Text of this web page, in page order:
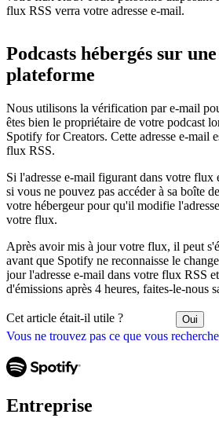
Vous ne trouvez pas ce que vous
flux RSS verra votre adresse e-mail.
Podcasts hébergés sur
plateforme
Nous utilisons la vérification par e-mail
êtes bien le propriétaire de votre podcast
Spotify for Creators. Cette adresse e-mail
flux RSS.
Si l'adresse e-mail figurant dans votre flux
si vous ne pouvez pas accéder à sa boîte
votre hébergeur pour qu'il modifie
votre flux.
Après avoir mis à jour votre flux, il peut
avant que Spotify ne reconnaisse le
jour l'adresse e-mail dans votre flux RSS
d'émissions après 4 heures, faites-le-nous
Cet article était-il utile ? Oui
Entreprise